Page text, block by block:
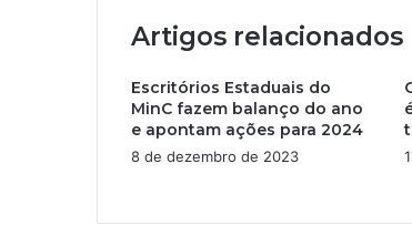
e
o
d
e
e
Artigos relacionados
Escritórios Estaduais do
MinC fazem balanço do ano
e apontam ações para 2024
8 de dezembro de 2023